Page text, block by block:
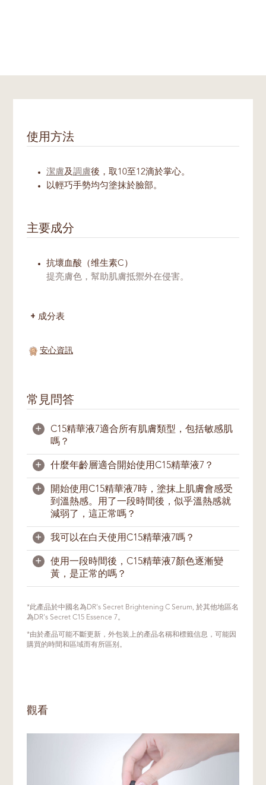
使用方法
潔膚及 調膚後，取10至12滴於掌心。
以輕巧手勢均匀塗抹於臉部。
主要成分
抗壞血酸（维生素C）
提亮膚色，幫助肌膚抵禦外在侵害。
成分表
安心資訊
常見問答
+
C15精華液7適合所有肌膚類型，包括敏感肌
嗎？
C15精華液7適合所有肌膚類型，除了粉刺痘
痘肌。
如果擔心肌膚有過敏或敏感反應，我們建議在
使用產品前，先在耳後或手臂內側測試，看看
是否出現過敏反應。這種方法能大大降低過敏
的機率。如果已知肌膚對某種成分過敏，應先
閱讀包裝上的標籤確認成分。
+ 什麼年齡層適合開始使用C15精華液7？
當我們年齡漸長時，膠原蛋白的合成也會開始
減緩。一般上，25歲之後，肌膚膠原蛋白的
分解率會開始超越其合成率。因此，我們建議
從25歲左右，開始建立一個水分和營養儲備
充足的肌膚，使肌膚能充滿活力。
每個人具體的皮膚衰老速度取決於基因、環
境、膚色、紫外線照射和生活方式。如果您的
再逐漸加大使用頻率。
+
開始使用C15精華液7時，塗抹上肌膚會感受
到溫熱感。用了一段時間後，似乎溫熱感就
減弱了，這正常嗎？
C15精華液7中含有高濃度維生素C。為了保
證活性成分的有效性，必須將其穩定在無水配
方中。產品接觸到皮膚表面的水分時，當中的
無水溶劑混合物會釋放熱量，因此使用時會感
除了穩定配方外，溫熱的感覺還有助於緩解由
使用一段時間後，皮膚會自然適應，溫熱感會
+ 我可以在白天使用C15精華液7嗎？
可以。在白天，C15精華液7的抗氧化特性可
以幫助緩和因紫外線照射而造成的自由基傷
再塗上充足的防曬霜。
+
使用一段時間後，C15精華液7顏色逐漸變
黃，是正常的嗎？
C15精華液7是一款含有抗壞血酸的高效能維
生素C產品。抗壞血酸是一種能為皮膚提供許
中可能導致氧化，產品顏色可能會有所變化。
好習慣是在使用後立即擰緊瓶蓋，並將產品存
*此產品於中國名為DR's Secret Brightening C Serum, 於其他地區名
為DR's Secret C15 Essence 7。
*由於產品可能不斷更新，外包装上的產品名稱和標籤信息，可能因
購買的時間和區域而有所區别。
觀看